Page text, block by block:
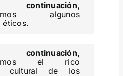
algunos
éticos.
el rico
cultural de los